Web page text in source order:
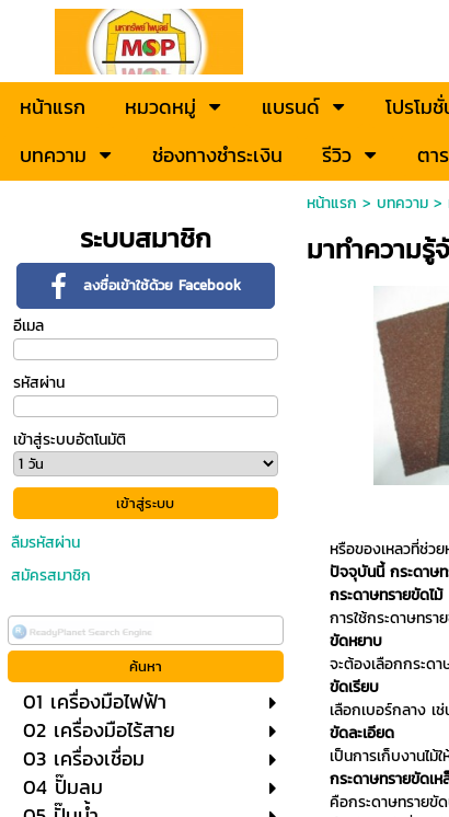
หน้าแรก หมวดหมู่ แบรนด์ โปรโม
บทความ
ช่องทางชำระเงิน รีวิว ตา
ระบบสมาชิก
ลงชื่อเข้าใช้ด้วย Facebook
อีเมล
รหัสผ่าน
เข้าสู่ระบบอัตโนมัติ
ลืมรหัสผ่าน
สมัครสมาชิก
01 เครื่องมือไฟฟ้า
02 เครื่องมือไร้สาย
03 เครื่องเชื่อม
04 ปั๊มลม
หน้าแรก > บทความ>
มาทำความรู้
หรือของเหลวที่ช่ว
ปัจจุบันนี้ กระดาษ
กระดาษทรายขัดไม้
การใช้กระดาษทร
ขัดหยาบ
จะต้องเลือกกระด
ขัดเรียบ
เลือกเบอร์กลาง เ
ขัดละเอียด
เป็นการเก็บงานไ
กระดาษทรายขัดเห
คือกระดาษทรายขั